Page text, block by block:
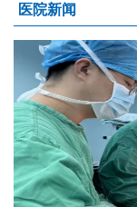
医院新闻